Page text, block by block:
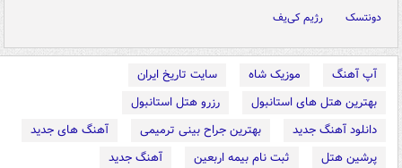
دونتسک
رژیم کی‌یف
آپ آهنگ موزیک شاه
سایت تاریخ ایران
بهترین هتل های استانبول
رزرو هتل استانبول
دانلود آهنگ جدید
بهترین جراح بینی ترمیمی
آهنگ های جدید
پرشین هتل
ثبت نام بیمه اربعین
آهنگ جدید